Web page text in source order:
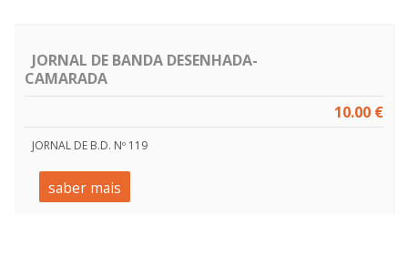
JORNAL DE BANDA DESENHADA-
CAMARADA
10.00 €
JORNAL DE B.D. Nº 119
saber mais